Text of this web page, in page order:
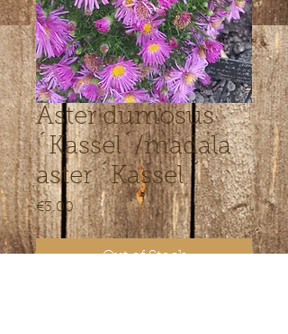
Aster dumosus
´Kassel´/madala
aster ´Kassel ´
€3.00Price
Out of Stock